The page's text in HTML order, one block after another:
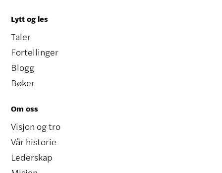
Lytt og les
Taler
Fortellinger
Blogg
Bøker
Om oss
Visjon og tro
Vår historie
Lederskap